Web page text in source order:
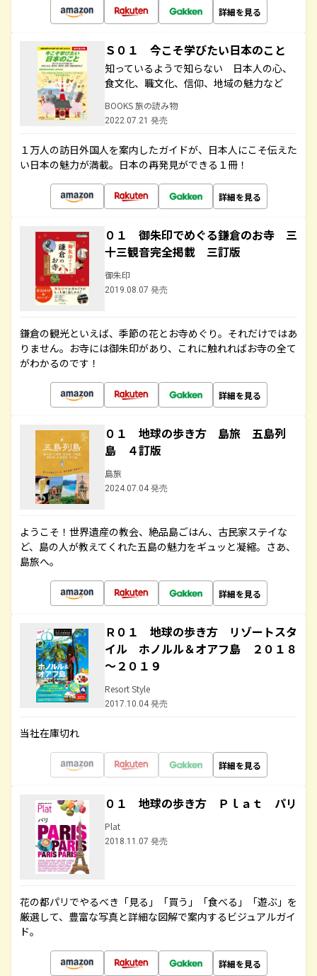
詳細を見る
Ｓ０１ 今こそ学びたい日本のこと
知っているようで知らない 日本人の心、
食文化、職文化、信仰、地域の魅力など
BOOKS 旅の読み物
2022.07.21 発売
１万人の訪日外国人を案内したガイドが、日本人にこそ伝えた
い日本の魅力が満載。日本の再発見ができる１冊！
詳細を見る
０１ 御朱印でめぐる鎌倉のお寺 三
十三観音完全掲載 三訂版
御朱印
2019.08.07 発売
鎌倉の観光といえば、季節の花とお寺めぐり。それだけではあ
りません。お寺には御朱印があり、これに触れればお寺の全て
がわかるのです！
詳細を見る
０１ 地球の歩き方 島旅 五島列
島 ４訂版
島旅
2024.07.04 発売
ようこそ！世界遺産の教会、絶品島ごはん、古民家ステイな
ど、島の人が教えてくれた五島の魅力をギュッと凝縮。さあ、
島旅へ。
詳細を見る
Ｒ０１ 地球の歩き方 リゾートスタ
イル ホノルル＆オアフ島 ２０１８
～２０１９
Resort Style
2017.10.04 発売
当社在庫切れ
詳細を見る
０１ 地球の歩き方 Ｐｌａｔ パリ
Plat
2018.11.07 発売
花の都パリでやるべき「見る」「買う」「食べる」「遊ぶ」を
厳選して、豊富な写真と詳細な図解で案内するビジュアルガイ
ド。
詳細を見る